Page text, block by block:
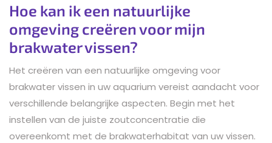
Hoe kan ik een natuurlijke
omgeving creëren voor mijn
brakwater vissen?
Het creëren van een natuurlijke omgeving voor
brakwater vissen in uw aquarium vereist aandacht voor
verschillende belangrijke aspecten. Begin met het
instellen van de juiste zoutconcentratie die
overeenkomt met de brakwaterhabitat van uw vissen.